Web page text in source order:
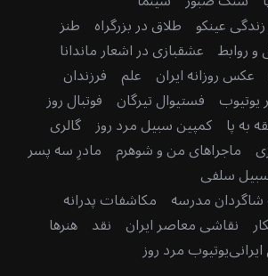
عینکو طلاق در بزرگراه طنز
روابط عشقبازی در اشعار ماندانا
عکس روزانه ایران علم فرزندان
یوتیوب فستیوال تیرگان فوتبال روز
به پا کمپین سبیل مرد روز گالری
ماجراهای من و شوهرم مادرِ سه پسر
سلفی
مدرسه مکاشفات پدرانه
نقاشی معاصر ایران نقد هنرها
یوتیوب مرد روز